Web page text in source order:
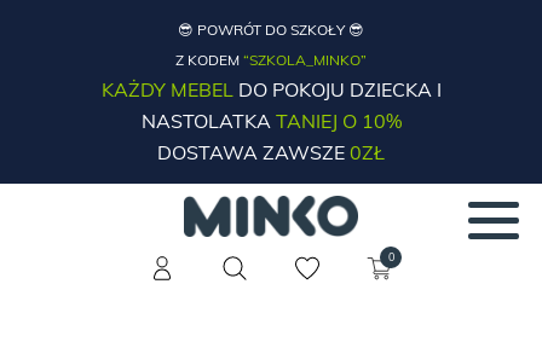
😎 POWRÓT DO SZKOŁY 😎
Z KODEM “SZKOLA_MINKO”
KAŻDY MEBELDO POKOJU DZIECKA I
NASTOLATKATANIEJ O 10%
DOSTAWA ZAWSZE 0ZŁ
0